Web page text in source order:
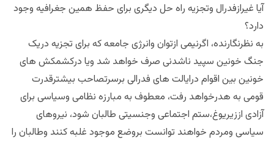
آیا غیرازفدرال وتجزیه راه حل دیگری برای حفظ همین جغرافیه وجود
دارد؟
به نظرنگارنده، اگرنیمی ازتوان وانرژی جامعه که برای تجزیه دریک
جنگ خونین سپید ناشدنی صرف خواهد شد ویا درکشمکش های
خونین بین اقوام درایالت های فدرالی برسرتصاحب بیشترقدرت
قومی به هدرخواهد رفت، معطوف به مبارزه نظامی وسیاسی برای
آزادی اززیریوغ،ستم اجتماعی وجنسیتی طالبان شود، نیروهای
سیاسی ومردم خواهند توانست بروضع موجود غلبه کنند وطالبان را